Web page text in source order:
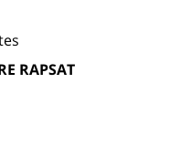
RAPSAT